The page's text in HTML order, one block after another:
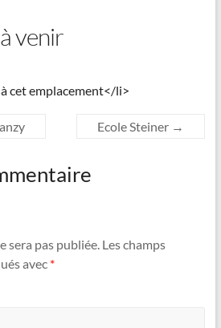
venir
cet emplacement</li>
Ecole Steiner →
sera pas publiée. Les champs
avec *